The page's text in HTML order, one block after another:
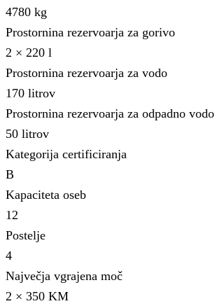
4780 kg
Prostornina rezervoarja za gorivo
2 × 220 l
Prostornina rezervoarja za vodo
170 litrov
Prostornina rezervoarja za odpadno vodo
50 litrov
Kategorija certificiranja
B
Kapaciteta oseb
12
Postelje
4
Največja vgrajena moč
2 × 350 KM